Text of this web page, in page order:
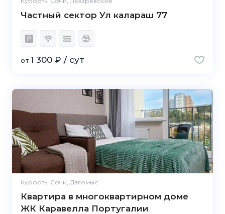
Частный сектор Ул калараш 77
от 1 300 ₽ / сут
Курорты Сочи, Дагомыс
Квартира в многоквартирном доме
ЖК Каравелла Португалии